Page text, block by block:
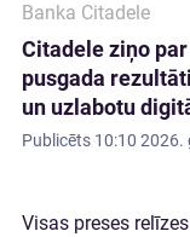
Banka Citadele
Citadele ziņo
pusgada
un uzlabotu
Publicēts 10:10 2026.
Visas preses relīzes